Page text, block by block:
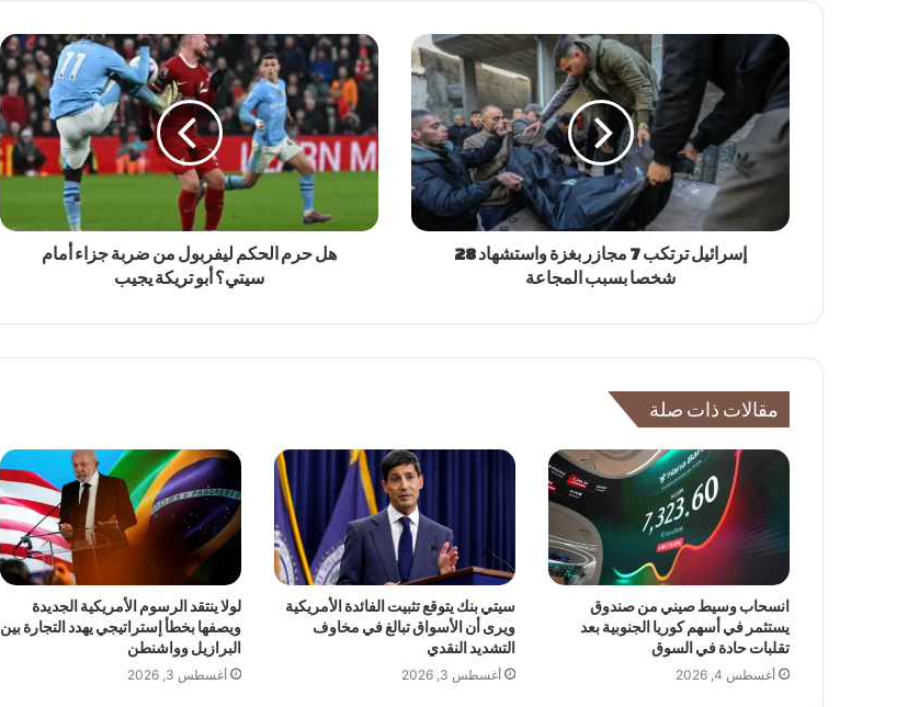
إسرائيل ترتكب 7 مجازر بغزة واستشهاد 28
شخصا بسبب المجاعة
هل حرم الحكم ليفربول من ضربة جزاء أمام
سيتي؟ أبو تريكة يجيب
مقالات ذات صلة
انسحاب وسيط صيني من صندوق
يستثمر في أسهم كوريا الجنوبية بعد
تقلبات حادة في السوق
أغسطس 4, 2026
سيتي بنك يتوقع تثبيت الفائدة الأمريكية
ويرى أن الأسواق تبالغ في مخاوف
التشديد النقدي
أغسطس 3, 2026
لولا ينتقد الرسوم الأمريكية الجديدة
ويصفها بخطأ إستراتيجي يهدد التجارة بين
البرازيل وواشنطن
أغسطس 3, 2026